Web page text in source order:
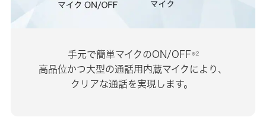
手元で簡単マイクのON/OFF ※2
高品位かつ大型の通話用内蔵マイクにより、
クリアな通話を実現します。